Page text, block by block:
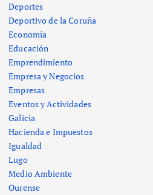
Deportes
Deportivo de la Coruña
Economía
Educación
Emprendimiento
Empresa y Negocios
Empresas
Eventos y Actividades
Galicia
Hacienda e Impuestos
Igualdad
Lugo
Medio Ambiente
Ourense